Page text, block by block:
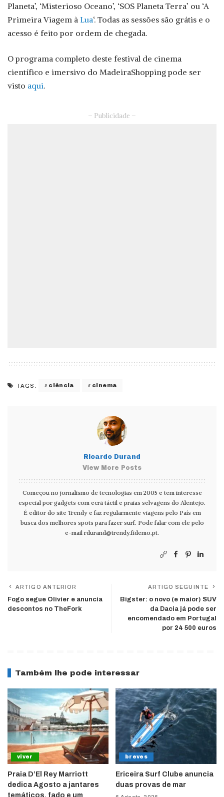
Planeta’, ‘Misterioso Oceano’, ‘SOS Planeta Terra’ ou ‘A
Primeira Viagem à Lua‘. Todas as sessões são grátis e o
acesso é feito por ordem de chegada.
O programa completo deste festival de cinema
científico e imersivo do MadeiraShopping pode ser
visto aqui.
– Publicidade –
TAGS: ciência cinema
Ricardo Durand
View More Posts
Começou no jornalismo de tecnologias em 2005 e tem interesse
especial por gadgets com ecrã táctil e praias selvagens do Alentejo.
É editor do site Trendy e faz regularmente viagens pelo País em
busca dos melhores spots para fazer surf. Pode falar com ele pelo
e-mail rdurand@trendy.fidemo.pt.
ARTIGO ANTERIOR
Fogo segue Olivier e anuncia
descontos no TheFork
ARTIGO SEGUINTE
Bigster: o novo (e maior) SUV
da Dacia já pode ser
encomendado em Portugal
por 24 500 euros
Também lhe pode interessar
viver
Praia D’El Rey Marriott
dedica Agosto a jantares
temáticos, fado e um
breves
Ericeira Surf Clube anuncia
duas provas de mar